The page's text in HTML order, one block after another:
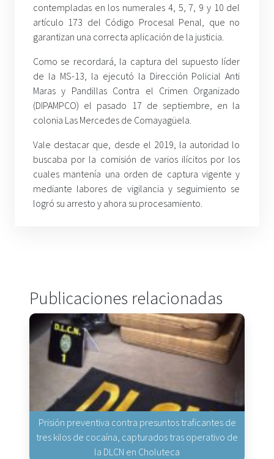
contempladas en los numerales 4, 5, 7, 9 y 10 del
artículo 173 del Código Procesal Penal, que no
garantizan una correcta aplicación de la justicia.
Como se recordará, la captura del supuesto líder
de la MS-13, la ejecutó la Dirección Policial Anti
Maras y Pandillas Contra el Crimen Organizado
(DIPAMPCO) el pasado 17 de septiembre, en la
colonia Las Mercedes de Comayagüela.
Vale destacar que, desde el 2019, la autoridad lo
buscaba por la comisión de varios ilícitos por los
cuales mantenía una orden de captura vigente y
mediante labores de vigilancia y seguimiento se
logró su arresto y ahora su procesamiento.
Publicaciones relacionadas
Prisión preventiva contra presuntos traficantes de
tres kilos de cocaína, capturados tras operativo de
la DLCN en Choluteca